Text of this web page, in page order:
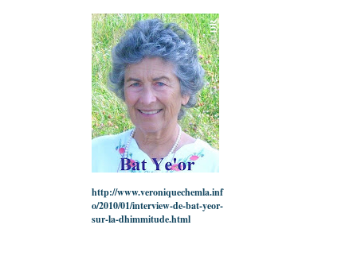
http://www.veroniquechemla.inf
o/2010/01/interview-de-bat-yeor-
sur-la-dhimmitude.html